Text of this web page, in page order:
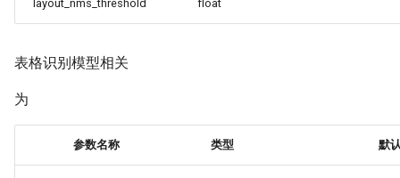
layout_nms_threshold float
表格识别模型相关
为
参数名称 类型 默